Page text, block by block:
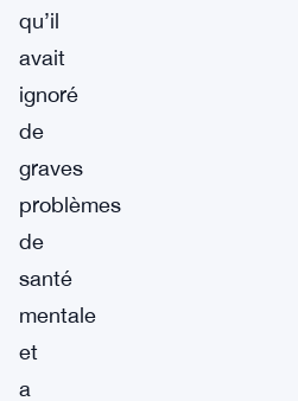
qu’il
avait
ignoré
de
graves
problèmes
de
santé
mentale
et
a